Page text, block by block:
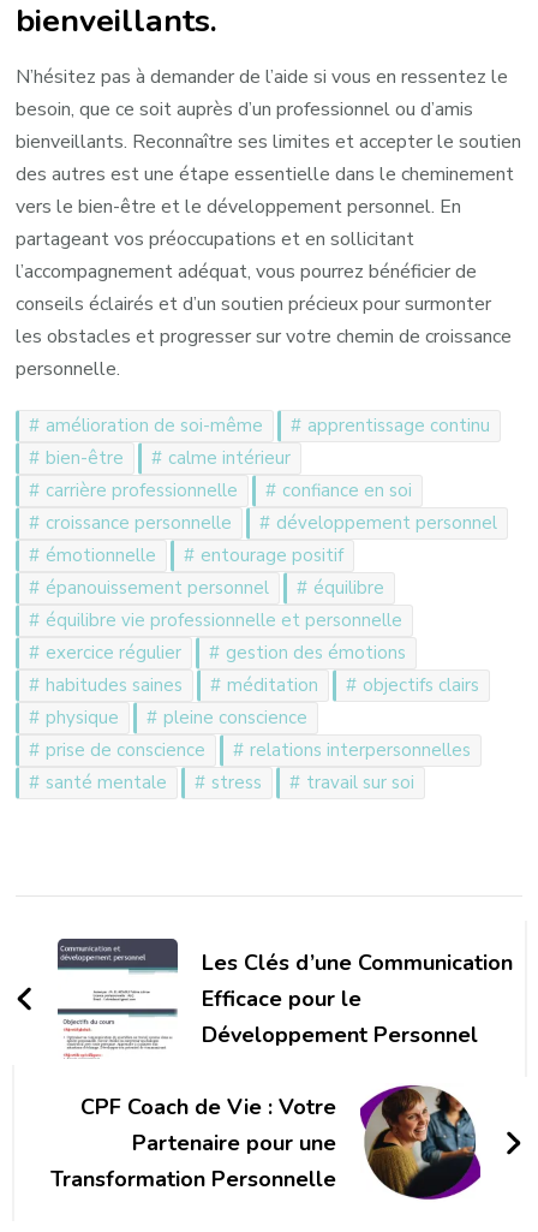
bienveillants.
N’hésitez pas à demander de l’aide si vous en ressentez le
besoin, que ce soit auprès d’un professionnel ou d’amis
bienveillants. Reconnaître ses limites et accepter le soutien
des autres est une étape essentielle dans le cheminement
vers le bien-être et le développement personnel. En
partageant vos préoccupations et en sollicitant
l’accompagnement adéquat, vous pourrez bénéficier de
conseils éclairés et d’un soutien précieux pour surmonter
les obstacles et progresser sur votre chemin de croissance
personnelle.
amélioration de soi-même
apprentissage continu
bien-être
calme intérieur
carrière professionnelle
confiance en soi
croissance personnelle
développement personnel
émotionnelle
entourage positif
épanouissement personnel
équilibre
équilibre vie professionnelle et personnelle
exercice régulier
gestion des émotions
habitudes saines
méditation
objectifs clairs
physique
pleine conscience
prise de conscience
relations interpersonnelles
santé mentale
stress travail sur soi
d'article
Les Clés d’une Communication
Efficace pour le
Développement Personnel
CPF Coach de Vie : Votre
Partenaire pour une
Transformation Personnelle